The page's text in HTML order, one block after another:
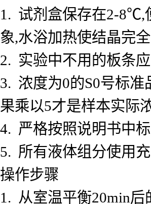
1. 试剂盒保存在2-8℃,
象,水浴加热使结晶完
2. 实验中不用的板条
3. 浓度为0的S0号标
果乘以5才是样本实际
4. 严格按照说明书中
5. 所有液体组分使用充
操作步骤
1. 从室温平衡20min